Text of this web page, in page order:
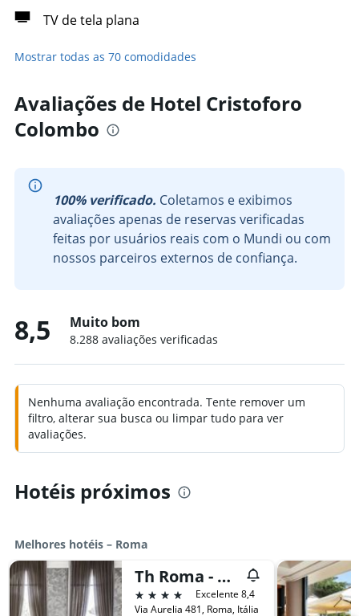
TV de tela plana
Mostrar todas as 70 comodidades
Avaliações de Hotel Cristoforo
Colombo
100% verificado. Coletamos e exibimos
avaliações apenas de reservas verificadas
feitas por usuários reais com o Mundi ou com
nossos parceiros externos de confiança.
8,5 Muito bom
8.288 avaliações verificadas
Nenhuma avaliação encontrada. Tente remover um
filtro, alterar sua busca ou limpar tudo para ver
avaliações.
Hotéis próximos
Melhores hotéis – Roma
Th Roma - Carpegna Palace
4 estrelas
Excelente 8,4
Via Aurelia 481, Roma, Itália